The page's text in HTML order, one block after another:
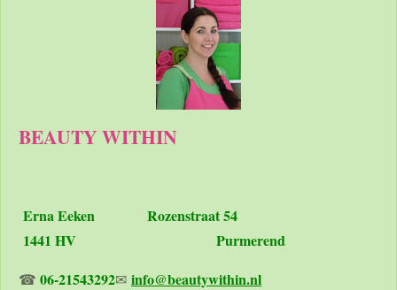
BEAUTY WITHIN
Erna Eeken Rozenstraat 54
1441 HV Purmerend
☎ 06-21543292✉ info@beautywithin.nl